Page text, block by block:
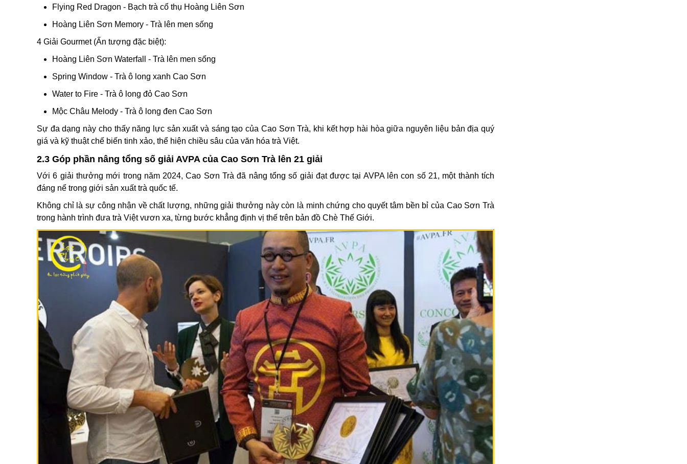
Flying Red Dragon - Bạch trà cổ thụ Hoàng Liên Sơn
Hoàng Liên Sơn Memory - Trà lên men sống
4 Giải Gourmet (Ấn tượng đặc biệt):
Hoàng Liên Sơn Waterfall - Trà lên men sống
Spring Window - Trà ô long xanh Cao Sơn
Water to Fire - Trà ô long đỏ Cao Sơn
Mộc Châu Melody - Trà ô long đen Cao Sơn
Sự đa dạng này cho thấy năng lực sản xuất và sáng tạo của Cao Sơn Trà, khi kết hợp hài hòa giữa nguyên liệu bản địa quý
giá và kỹ thuật chế biến tinh xảo, thể hiện chiều sâu của văn hóa trà Việt.
2.3 Góp phần nâng tổng số giải AVPA của Cao Sơn Trà lên 21 giải
Với 6 giải thưởng mới trong năm 2024, Cao Sơn Trà đã nâng tổng số giải đạt được tại AVPA lên con số 21, một thành tích
đáng nể trong giới sản xuất trà quốc tế.
Không chỉ là sự công nhận về chất lượng, những giải thưởng này còn là minh chứng cho quyết tâm bền bỉ của Cao Sơn Trà
trong hành trình đưa trà Việt vươn xa, từng bước khẳng định vị thế trên bản đồ Chè Thế Giới.